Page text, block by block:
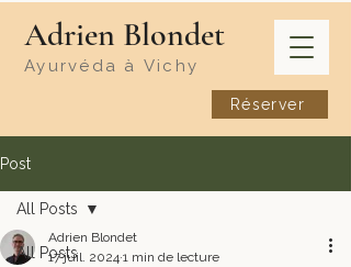
​Adrien Blondet
Ayurvéda à Vichy
Réserver
Post
All Posts
All Posts
Adrien Blondet
17 juil. 2024 1 min de lecture